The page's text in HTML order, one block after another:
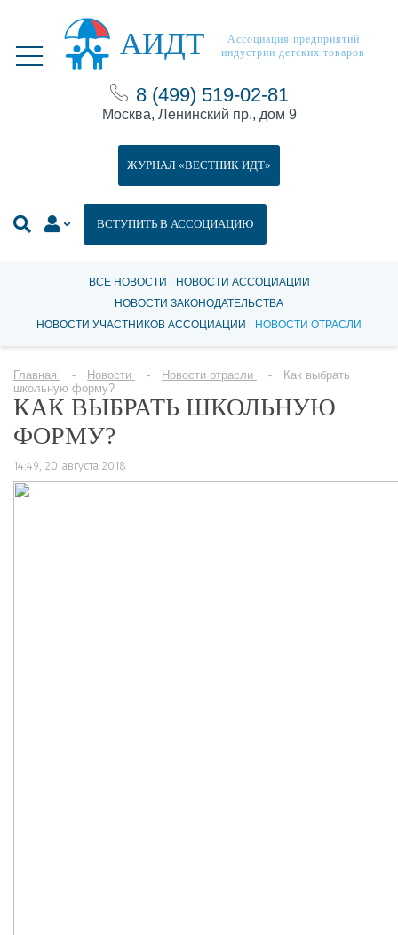
АИДТ
Ассоциация предприятий
индустрии детских товаров
8 (499) 519-02-81
Москва, Ленинский пр., дом 9
ВСТУПИТЬ В АССОЦИАЦИЮ
ЖУРНАЛ «ВЕСТНИК ИДТ»
ВСЕ НОВОСТИ
НОВОСТИ АССОЦИАЦИИ
НОВОСТИ ЗАКОНОДАТЕЛЬСТВА
НОВОСТИ УЧАСТНИКОВ АССОЦИАЦИИ
НОВОСТИ ОТРАСЛИ
Главная Новости Новости отрасли
Как выбрать
школьную форму?
КАК ВЫБРАТЬ ШКОЛЬНУЮ
ФОРМУ?
14:49, 20 августа 2018